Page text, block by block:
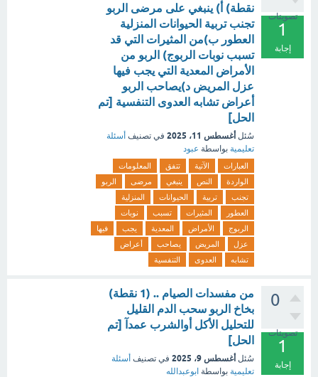
تصويتات
1
إجابة
نقطة) أ) ينبغي على مرضى الربو
تجنب تربية الحيوانات المنزلية
العطور ب)من المثيرات التي قد
تسبب نوبات الربوج) الربو من
الأمراض المعدية التي يجب فيها
عزل المريض د)يصاحب الربو
أعراض تشابه العدوى التنفسية [تم
الحل]
سُئل أغسطس 11، 2025 في تصنيف أسئلة
تعليمية بواسطة عبود
العبارات الآتية تتفق
المعلومات
الواردة
النص ينبغي مرضى
الربو
تجنب
تربية الحيوانات
المنزلية
العطور
المثيرات تسبب
نوبات
الربوج
الأمراض المعدية يجب
فيها
عزل
المريض يصاحب
أعراض
تشابه
العدوى التنفسية
0
تصويتات
1
إجابة
من مفسدات الصيام .. (1 نقطة)
بخاخ الربو سحب الدم القليل
للتحليل الأكل أوالشرب عمدآ [تم
الحل]
سُئل أغسطس 9، 2025 في تصنيف أسئلة
تعليمية بواسطة ابوعبدالله